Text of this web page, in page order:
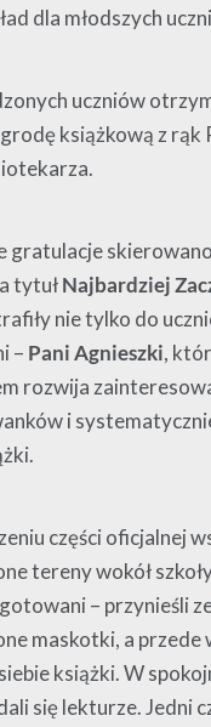
dla młodszych
uczniów
książkową z rąk
tytułNajbardziej
nie tylko do
– Pani Agnieszki,
rozwija
i
części oficjalnej
tereny wokół
– przynieśli
maskotki, a przede
książki. W
się lekturze. Jedni